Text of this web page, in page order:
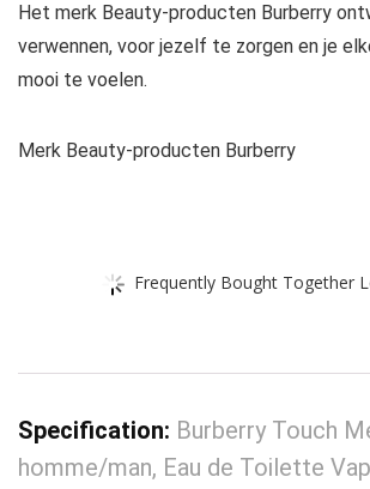
Het merk Beauty-producten Burberry
verwennen, voor jezelf te zorgen en je
mooi te voelen.
Merk Beauty-producten Burberry
Frequently Bought Together
Specification: Burberry Touch
homme/man, Eau de Toilette